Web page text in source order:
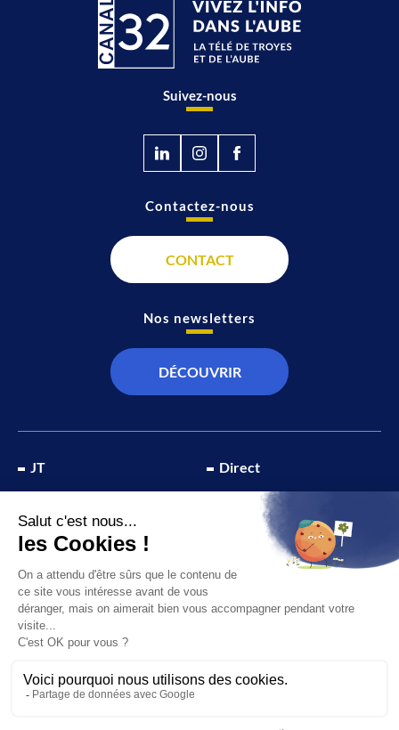
Suivez-nous
JT
ÉCONOMIE
CULTURE & LOISIRS
SPORT
Direct
À propos de nous
Recevoir la chaîne
Contactez-nous
CONTACT
Nos newsletters
DÉCOUVRIR
© 2026 Canal 32 – Site réalisé par le Studio Ikadia